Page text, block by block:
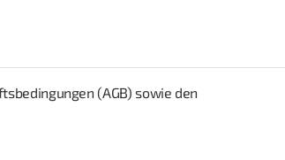
(AGB) sowie den